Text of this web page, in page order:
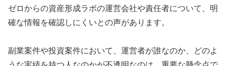
ゼロからの資産形成ラボの運営会社や責任者について、明
確な情報を確認しにくいとの声があります。
副業案件や投資案件において、運営者が誰なのか、どのよ